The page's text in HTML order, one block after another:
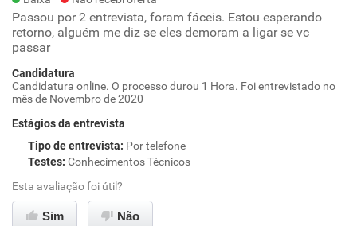
Passou por 2 entrevista, foram fáceis. Estou esperando
retorno, alguém me diz se eles demoram a ligar se vc
passar
Candidatura
Candidatura online. O processo durou 1 Hora. Foi entrevistado no
mês de Novembro de 2020
Estágios da entrevista
Tipo de entrevista: Por telefone
Testes: Conhecimentos Técnicos
Esta avaliação foi útil?
Sim Não